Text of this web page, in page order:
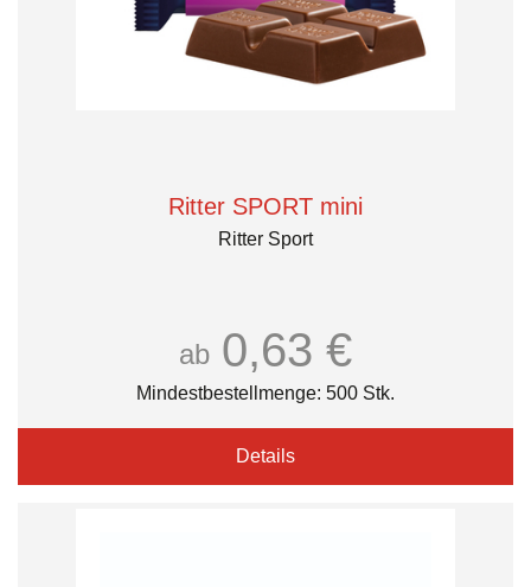
Ritter SPORT mini
Ritter Sport
ab 0,63 €
Mindestbestellmenge: 500 Stk.
Details